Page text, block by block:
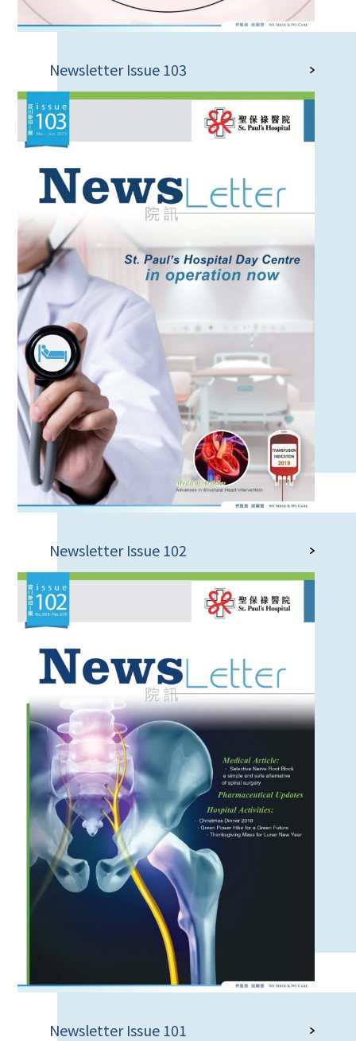
Newsletter Issue 103
Newsletter Issue 102
Newsletter Issue 101